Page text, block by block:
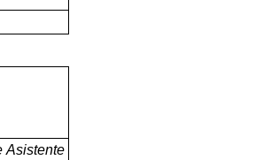
Asistente